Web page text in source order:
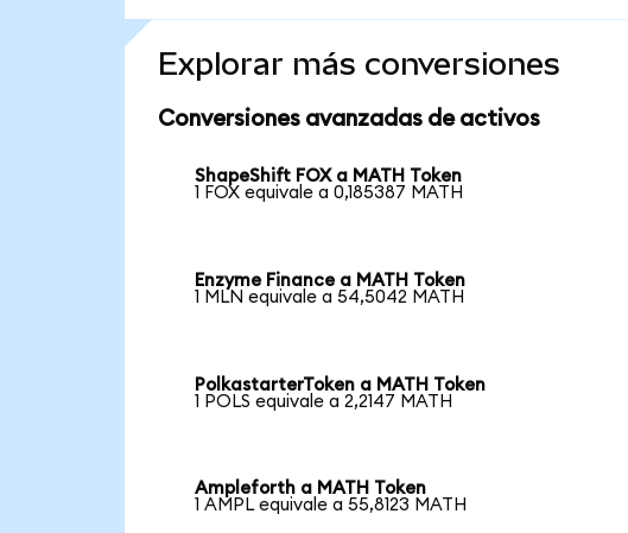
Explorar más conversiones
Conversiones avanzadas de activos
ShapeShift FOX a MATH Token
1 FOX equivale a 0,185387 MATH
Enzyme Finance a MATH Token
1 MLN equivale a 54,5042 MATH
PolkastarterToken a MATH Token
1 POLS equivale a 2,2147 MATH
Ampleforth a MATH Token
1 AMPL equivale a 55,8123 MATH